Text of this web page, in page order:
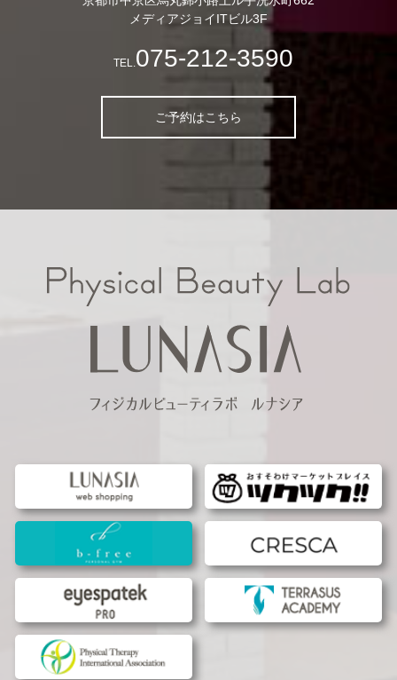
メディアジョイITビル3F
TEL.075-212-3590
ご予約はこちら